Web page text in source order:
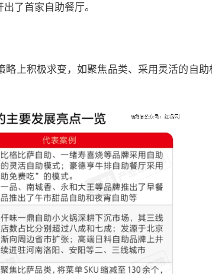
了首家自助餐厅。
上积极求变，如聚焦品类、采用灵活的自助